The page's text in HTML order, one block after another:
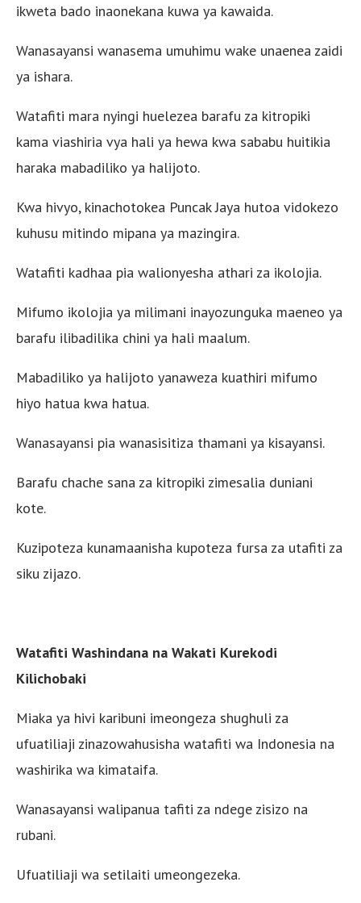
ikweta bado inaonekana kuwa ya kawaida.
Wanasayansi wanasema umuhimu wake unaenea zaidi
ya ishara.
Watafiti mara nyingi huelezea barafu za kitropiki
kama viashiria vya hali ya hewa kwa sababu huitikia
haraka mabadiliko ya halijoto.
Kwa hivyo, kinachotokea Puncak Jaya hutoa vidokezo
kuhusu mitindo mipana ya mazingira.
Watafiti kadhaa pia walionyesha athari za ikolojia.
Mifumo ikolojia ya milimani inayozunguka maeneo ya
barafu ilibadilika chini ya hali maalum.
Mabadiliko ya halijoto yanaweza kuathiri mifumo
hiyo hatua kwa hatua.
Wanasayansi pia wanasisitiza thamani ya kisayansi.
Barafu chache sana za kitropiki zimesalia duniani
kote.
Kuzipoteza kunamaanisha kupoteza fursa za utafiti za
siku zijazo.
Watafiti Washindana na Wakati Kurekodi
Kilichobaki
Miaka ya hivi karibuni imeongeza shughuli za
ufuatiliaji zinazowahusisha watafiti wa Indonesia na
washirika wa kimataifa.
Wanasayansi walipanua tafiti za ndege zisizo na
rubani.
Ufuatiliaji wa setilaiti umeongezeka.